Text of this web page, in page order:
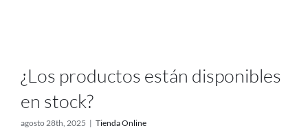
¿Los productos están disponibles
en stock?
agosto 28th, 2025 | Tienda Online